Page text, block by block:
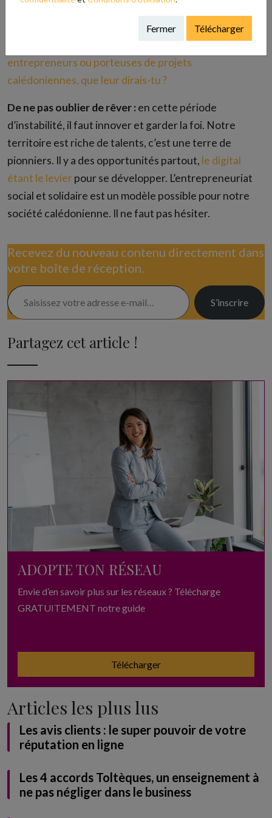
Fermer Télécharger
particulièrement le « indigenous fashion »
5- Si tu avais un conseil à donner à de jeunes
entrepreneurs ou porteuses de projets
calédoniennes, que leur dirais-tu ?
De ne pas oublier de rêver : en cette période
d’instabilité, il faut innover et garder la foi. Notre
territoire est riche de talents, c’est une terre de
pionniers. Il y a des opportunités partout, le digital
étant le levierpour se développer. L’entrepreneuriat
social et solidaire est un modèle possible pour notre
société calédonienne. Il ne faut pas hésiter.
Recevez du nouveau contenu directement dans
votre boîte de réception.
S’inscrire
Partagez cet article !
ADOPTE TON RÉSEAU
Envie d’en savoir plus sur les réseaux ? Télécharge
GRATUITEMENT notre guide
Télécharger
Articles les plus lus
Les avis clients : le super pouvoir de votre
réputation en ligne
Les 4 accords Toltèques, un enseignement à
ne pas négliger dans le business